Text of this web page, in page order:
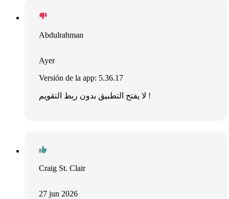
Abdulrahman
Ayer
Versión de la app: 5.36.17
لا يفتح التطبيق بدون ربط التقويم !
Craig St. Clair
27 jun 2026